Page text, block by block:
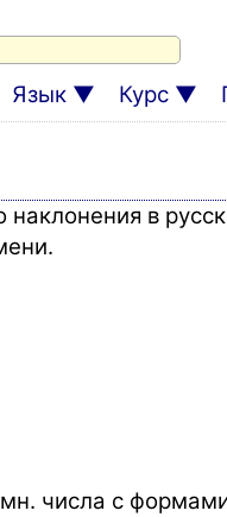
Язык Курс
наклонения в
числа с